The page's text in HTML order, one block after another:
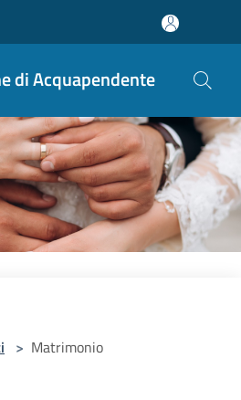
di Acquapendente
> Matrimonio